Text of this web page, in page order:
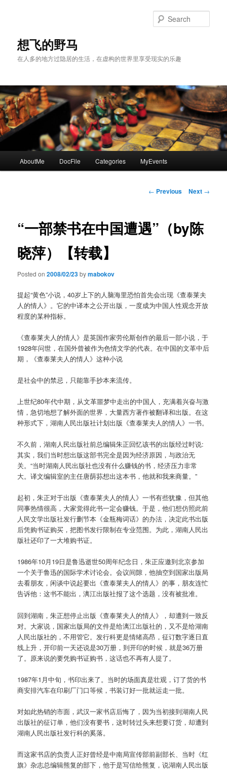
content想飞的野马
在人多的地方过隐居的生活，在虚构的世界里享受现实的乐趣
AboutMe DocFile Categories MyEvents
Post
← Previous Next →
“一部禁书在中国遭遇”（by陈
晓萍）【转载】
Posted on2008/02/23bymabokov
提起“黄色”小说，40岁上下的人脑海里恐怕首先会出现《查泰莱夫
人的情人》。它的中译本之公开出版，一度成为中国人性观念开放
程度的某种指标。
《查泰莱夫人的情人》是英国作家劳伦斯创作的最后一部小说，于
1928年问世，在国外曾被作为色情文学的代表。在中国的文革中后
期，《查泰莱夫人的情人》这种小说
是社会中的禁忌，只能靠手抄本来流传。
上世纪80年代中期，从文革噩梦中走出的中国人，充满着兴奋与激
情，急切地想了解外面的世界，大量西方著作被翻译和出版。在这
种形式下，湖南人民出版社计划出版《查泰莱夫人的情人》一书。
不久前，湖南人民出版社前总编辑朱正回忆该书的出版经过时说:
其实，我们当时想出版这部书完全是因为经济原因，与政治无
关。“当时湖南人民出版社也没有什么赚钱的书，经济压力非常
大。译文编辑室的主任唐荫荪想出这本书，他就和我来商量。”
起初，朱正对于出版《查泰莱夫人的情人》一书有些犹豫，但其他
同事热情很高，大家觉得此书一定会赚钱。于是，他们想仿照此前
人民文学出版社发行删节本《金瓶梅词话》的办法，决定此书出版
后凭购书证购买，把图书发行限制在专业范围。为此，湖南人民出
版社还印了一大堆购书证。
1986年10月19日是鲁迅逝世50周年纪念日，朱正应邀到北京参加
一个关于鲁迅的国际学术讨论会。会议间隙，他抽空到国家出版局
去看朋友，闲谈中说起要出《查泰莱夫人的情人》的事，朋友连忙
告诉他：这书不能出，漓江出版社报了这个选题，没有被批准。
回到湖南，朱正想停止出版《查泰莱夫人的情人》，却遭到一致反
对。大家说，国家出版局的文件是给漓江出版社的，又不是给湖南
人民出版社的，不用管它。发行科更是情绪高昂，征订数字逐日直
线上升，开印前一天还说是30万册，到开印的时候，就是36万册
了。原来说的要凭购书证购书，这话也不再有人提了。
1987年1月中旬，书印出来了。当时的场面真是壮观，订了货的书
商安排汽车在印刷厂门口等候，书装订好一批就运走一批。
对如此热销的市面，武汉一家书店后悔了，因为当初接到湖南人民
出版社的征订单，他们没有要书，这时转过头来想要订货，却遭到
湖南人民出版社发行科的奚落。
而这家书店的负责人正好曾经是中南局宣传部前副部长、当时《红
旗》杂志总编辑熊复的部下，他于是写信给熊复，说湖南人民出版